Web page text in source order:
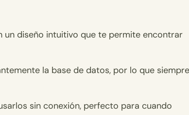
un diseño intuitivo que te permite encontrar
la base de datos, por lo que siempre
sin conexión, perfecto para cuando